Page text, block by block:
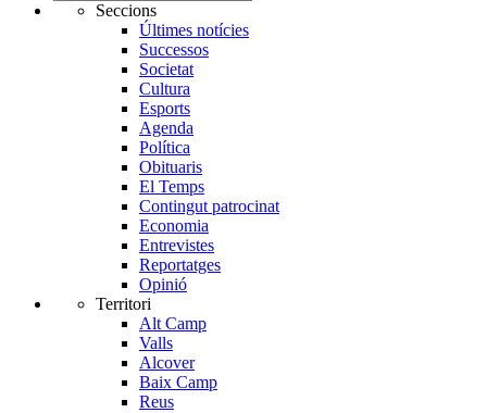
Seccions
Últimes notícies
Successos
Societat
Cultura
Esports
Agenda
Política
Obituaris
El Temps
Contingut patrocinat
Economia
Entrevistes
Reportatges
Opinió
Territori
Alt Camp
Valls
Alcover
Baix Camp
Reus